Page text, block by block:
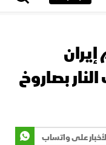
بصاروخ
على واتساب